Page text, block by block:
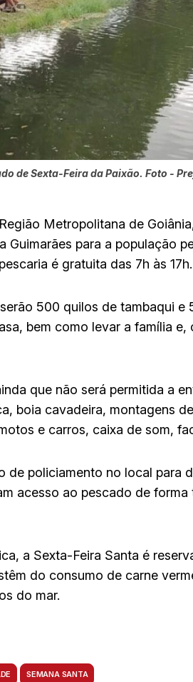
de Sexta-Feira da Paixão. Foto -
Metropolitana de
Guimarães para a população
é gratuita das 7h às 17h.
500 quilos de tambaqui e
bem como levar a família
que não será permitida a
boia cavadeira, montagens
e carros, caixa de som,
de policiamento no local para
acesso ao pescado de
a Sexta-Feira Santa é
do consumo de carne
do mar.
SEMANA SANTA